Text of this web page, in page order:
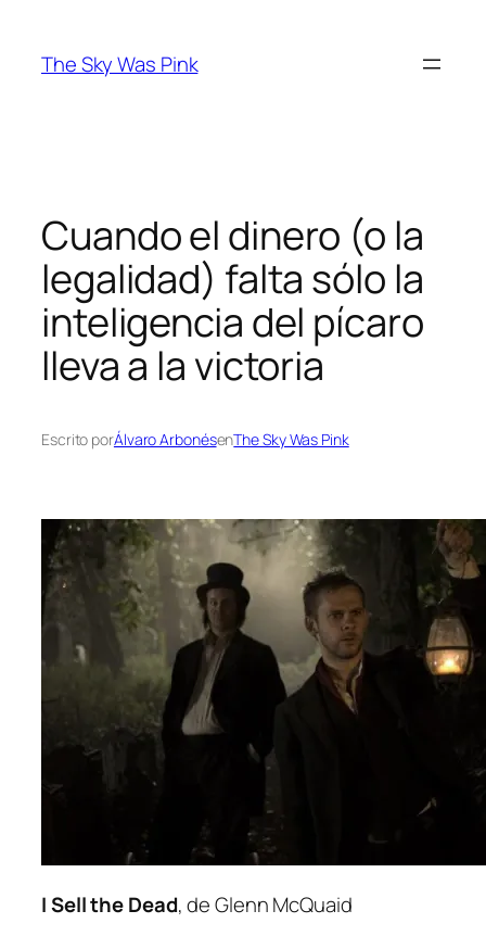
contenido
The Sky Was Pink
Cuando el dinero (o la
legalidad) falta sólo la
inteligencia del pícaro
lleva a la victoria
Escrito porÁlvaro ArbonésenThe Sky Was Pink
I Sell the Dead, de Glenn McQuaid